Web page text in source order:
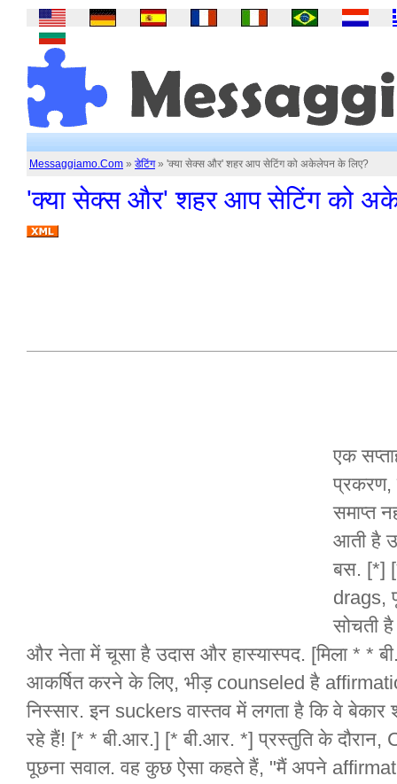
Messaggiamo.Com » डेटिंग» 'क्या सेक्स और' शहर आप सेटिंग को अकेलेपन के लिए?
'क्या सेक्स और' शहर आप सेटिंग को
एक
प्रकरण,
समाप्त
आती है
बस. [*]
drags,
सोचती
और नेता में चूसा है उदास और हास्यास्पद. [मिला * *
आकर्षित करने के लिए, भीड़ counseled है
निस्सार. इन suckers वास्तव में लगता है कि वे बेकार
रहे हैं! [* * बी.आर.] [* बी.आर. *] प्रस्तुति के दौरान,
पूछना सवाल. वह कुछ ऐसा कहते हैं, "मैं अपने